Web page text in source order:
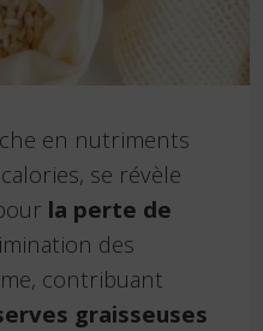
en nutriments
se révèle
la perte de
des
contribuant
graisseuses